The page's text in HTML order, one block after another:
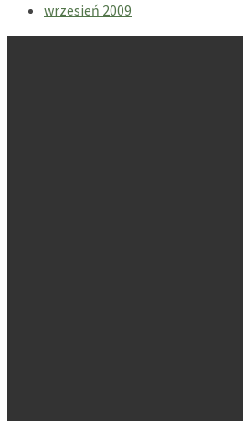
wrzesień 2009